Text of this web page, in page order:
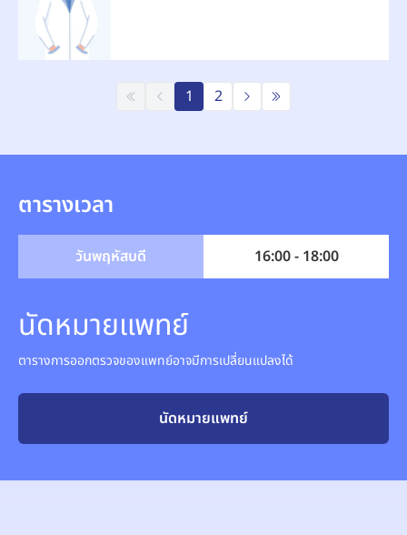
1 2
ตารางเวลา
วันพฤหัสบดี 16:00 - 18:00
นัดหมายแพทย์
ตารางการออกตรวจของแพทย์อาจมีการเปลี่ยนแปลงได้
นัดหมายแพทย์